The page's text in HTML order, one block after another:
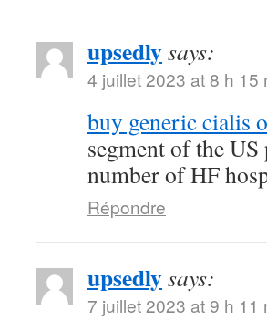
upsedlysays:
4 juillet 2023 at 8 h 15
buy generic cialis
segment of the
number of HF
Répondre
upsedlysays:
7 juillet 2023 at 9 h 11